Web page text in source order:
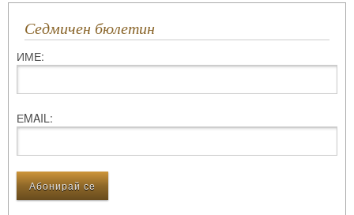
Седмичен бюлетин
ИМЕ:
ЕMAIL: